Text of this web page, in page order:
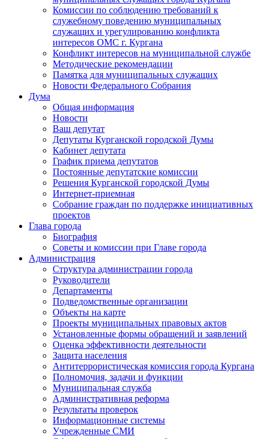
Комиссии по соблюдению требований к
служебному поведению муниципальных
служащих и урегулированию конфликта
интересов ОМС г. Кургана
Конфликт интересов на муниципальной службе
Методические рекомендации
Памятка для муниципальных служащих
Новости Федерального Cобрания
Дума
Общая информация
Новости
Ваш депутат
Депутаты Курганской городской Думы
Кабинет депутата
График приема депутатов
Постоянные депутатские комиссии
Решения Курганской городской Думы
Интернет-приемная
Собрание граждан по поддержке инициативных
проектов
Глава города
Биография
Советы и комиссии при Главе города
Администрация
Структура администрации города
Руководители
Департаменты
Подведомственные организации
Объекты на карте
Проекты муниципальных правовых актов
Установленные формы обращений и заявлений
Оценка эффективности деятельности
Защита населения
Антитеррористическая комиссия города Кургана
Полномочия, задачи и функции
Муниципальная служба
Административная реформа
Результаты проверок
Информационные системы
Учрежденные СМИ